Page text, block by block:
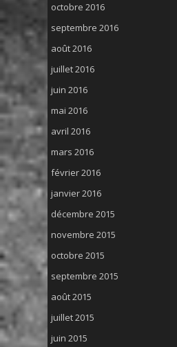
octobre 2016
septembre 2016
août 2016
juillet 2016
juin 2016
mai 2016
avril 2016
mars 2016
février 2016
janvier 2016
décembre 2015
novembre 2015
octobre 2015
septembre 2015
août 2015
juillet 2015
juin 2015